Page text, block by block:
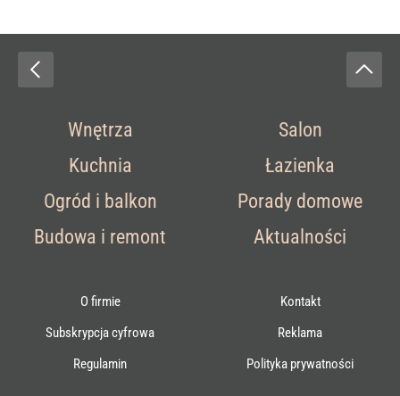
Wnętrza
Salon
Kuchnia
Łazienka
Ogród i balkon
Porady domowe
Budowa i remont
Aktualności
O firmie
Kontakt
Subskrypcja cyfrowa
Reklama
Regulamin
Polityka prywatności